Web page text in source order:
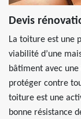
Devis
La toiture est une
viabilité d’une
bâtiment avec
protéger contre
toiture est une
bonne résistance